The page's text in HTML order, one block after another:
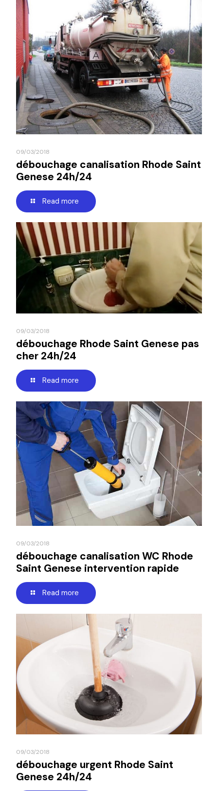
09/03/2018
débouchage canalisation Rhode Saint
Genese 24h/24
Read more
09/03/2018
débouchage Rhode Saint Genese pas
cher 24h/24
Read more
09/03/2018
débouchage canalisation WC Rhode
Saint Genese intervention rapide
Read more
09/03/2018
débouchage urgent Rhode Saint
Genese 24h/24